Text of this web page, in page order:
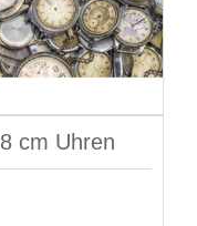
cm Uhren